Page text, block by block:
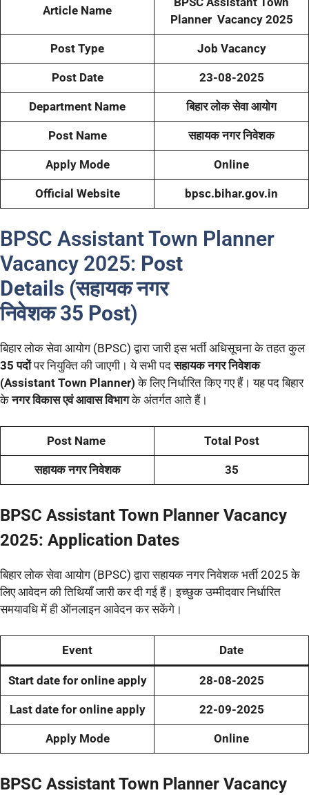
Article Name
Planner Vacancy 2025
Post Type Job Vacancy
Post Date 23-08-2025
Department Name बिहार लोक सेवा आयोग
Post Name सहायक नगर निवेशक
Apply Mode Online
Official Website bpsc.bihar.gov.in
BPSC Assistant Town Planner
Vacancy 2025: Post
Details (सहायक नगर
निवेशक 35 Post)
बिहार लोक सेवा आयोग (BPSC) द्वारा जारी इस भर्ती अधिसूचना के तहत कुल
35 पदोंपर नियुक्ति की जाएगी। ये सभी पदसहायक नगर निवेशक
(Assistant Town Planner) के लिए निर्धारित किए गए हैं। यह पद बिहार
केनगर विकास एवं आवास विभागके अंतर्गत आते हैं।
Post Name Total Post
सहायक नगर निवेशक 35
BPSC Assistant Town Planner Vacancy
2025: Application Dates
बिहार लोक सेवा आयोग (BPSC) द्वारा सहायक नगर निवेशक भर्ती 2025 के
लिए आवेदन की तिथियाँ जारी कर दी गई हैं। इच्छुक उम्मीदवार निर्धारित
समयावधि में ही ऑनलाइन आवेदन कर सकेंगे।
Event Date
Start date for online apply 28-08-2025
Last date for online apply 22-09-2025
Apply Mode Online
BPSC Assistant Town Planner Vacancy